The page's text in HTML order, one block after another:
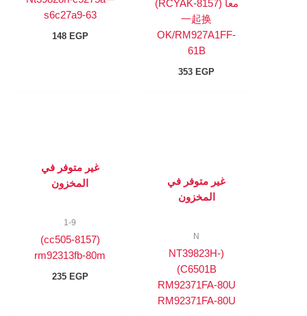
معا (RCYAK-8157)
一起换
OK/RM927A1FF-
61B
353 EGP
s6c27a9-63
148 EGP
غير متوفر في
المخزون
N
(NT39823H-
C6501B)
RM92371FA-80U
RM92371FA-80U
غير متوفر في
المخزون
1-9
(8157-cc505)
rm92313fb-80m
235 EGP